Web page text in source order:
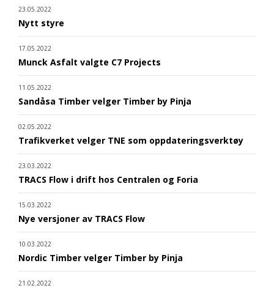
23.05.2022
Nytt styre
17.05.2022
Munck Asfalt valgte C7 Projects
11.05.2022
Sandåsa Timber velger Timber by Pinja
02.05.2022
Trafikverket velger TNE som oppdateringsverktøy
23.03.2022
TRACS Flow i drift hos Centralen og Foria
15.03.2022
Nye versjoner av TRACS Flow
10.03.2022
Nordic Timber velger Timber by Pinja
21.02.2022